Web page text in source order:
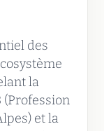
des
la
(Profession
et la